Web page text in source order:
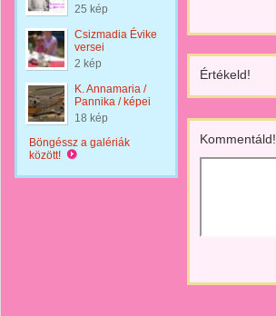
25 kép
Csizmadia Évike
versei
2 kép
K. Annamaria /
Pannika / képei
18 kép
Böngéssz a galériák
között!
Értékeld!
Kommentáld!